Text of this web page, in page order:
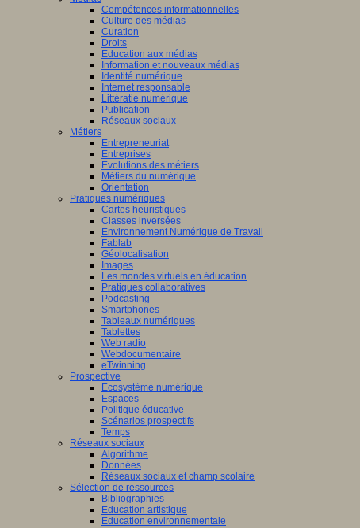
Compétences informationnelles
Culture des médias
Curation
Droits
Education aux médias
Information et nouveaux médias
Identité numérique
Internet responsable
Littératie numérique
Publication
Réseaux sociaux
Métiers
Entrepreneuriat
Entreprises
Evolutions des métiers
Métiers du numérique
Orientation
Pratiques numériques
Cartes heuristiques
Classes inversées
Environnement Numérique de Travail
Fablab
Géolocalisation
Images
Les mondes virtuels en éducation
Pratiques collaboratives
Podcasting
Smartphones
Tableaux numériques
Tablettes
Web radio
Webdocumentaire
eTwinning
Prospective
Ecosystème numérique
Espaces
Politique éducative
Scénarios prospectifs
Temps
Réseaux sociaux
Algorithme
Données
Réseaux sociaux et champ scolaire
Sélection de ressources
Bibliographies
Education artistique
Education environnementale